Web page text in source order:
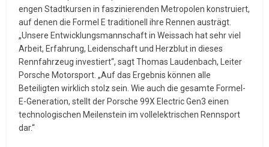
engen Stadtkursen in faszinierenden Metropolen konstruiert,
auf denen die Formel E traditionell ihre Rennen austrägt.
„Unsere Entwicklungsmannschaft in Weissach hat sehr viel
Arbeit, Erfahrung, Leidenschaft und Herzblut in dieses
Rennfahrzeug investiert“, sagt Thomas Laudenbach, Leiter
Porsche Motorsport. „Auf das Ergebnis können alle
Beteiligten wirklich stolz sein. Wie auch die gesamte Formel-
E-Generation, stellt der Porsche 99X Electric Gen3 einen
technologischen Meilenstein im vollelektrischen Rennsport
dar.“